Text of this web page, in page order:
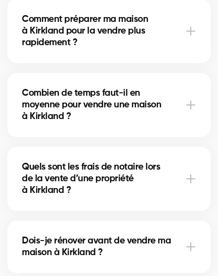
Comment préparer ma maison
à Kirkland pour la vendre plus
rapidement ?
accélérer la vente. Nos courtiers à Kirkland vous
conseillent sur les améliorations les plus rentables.
Combien de temps faut-il en
moyenne pour vendre une maison
à Kirkland ?
utilisent des stratégies de mise en marché pour
réduire les délais de vente.
Quels sont les frais de notaire lors
de la vente d’une propriété
à Kirkland ?
l’hypothèque. Nos courtiers peuvent vous aider à
planifier ces coûts.
Dois-je rénover avant de vendre ma
maison à Kirkland ?